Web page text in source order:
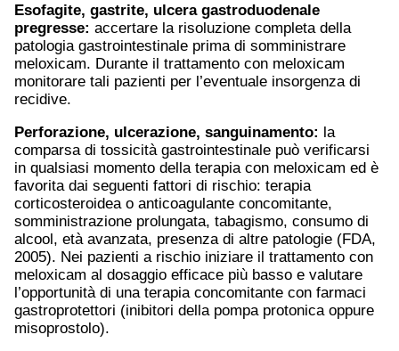
Esofagite, gastrite, ulcera gastroduodenale
pregresse: accertare la risoluzione completa della
patologia gastrointestinale prima di somministrare
meloxicam. Durante il trattamento con meloxicam
monitorare tali pazienti per l’eventuale insorgenza di
recidive.
Perforazione, ulcerazione, sanguinamento: la
comparsa di tossicità gastrointestinale può verificarsi
in qualsiasi momento della terapia con meloxicam ed è
favorita dai seguenti fattori di rischio: terapia
corticosteroidea o anticoagulante concomitante,
somministrazione prolungata, tabagismo, consumo di
alcool, età avanzata, presenza di altre patologie (FDA,
2005). Nei pazienti a rischio iniziare il trattamento con
meloxicam al dosaggio efficace più basso e valutare
l’opportunità di una terapia concomitante con farmaci
gastroprotettori (inibitori della pompa protonica oppure
misoprostolo).